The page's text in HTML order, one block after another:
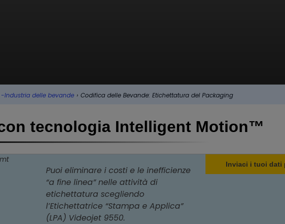
Industria delle bevande › Codifica delle Bevande: Etichettatura del Packaging
tecnologia Intelligent Motion™
Puoi eliminare i costi e le inefficienze
“a fine linea” nelle attività di
etichettatura scegliendo
l’Etichettatrice “Stampa e Applica”
(LPA) Videojet 9550.
Inviaci i tuoi dati